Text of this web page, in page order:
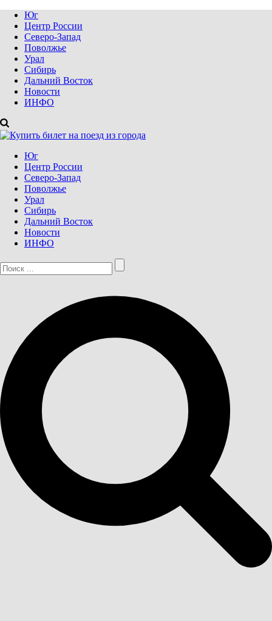
Юг
Центр России
Северо-Запад
Поволжье
Урал
Сибирь
Дальний Восток
Новости
ИНФО
Юг
Центр России
Северо-Запад
Поволжье
Урал
Сибирь
Дальний Восток
Новости
ИНФО